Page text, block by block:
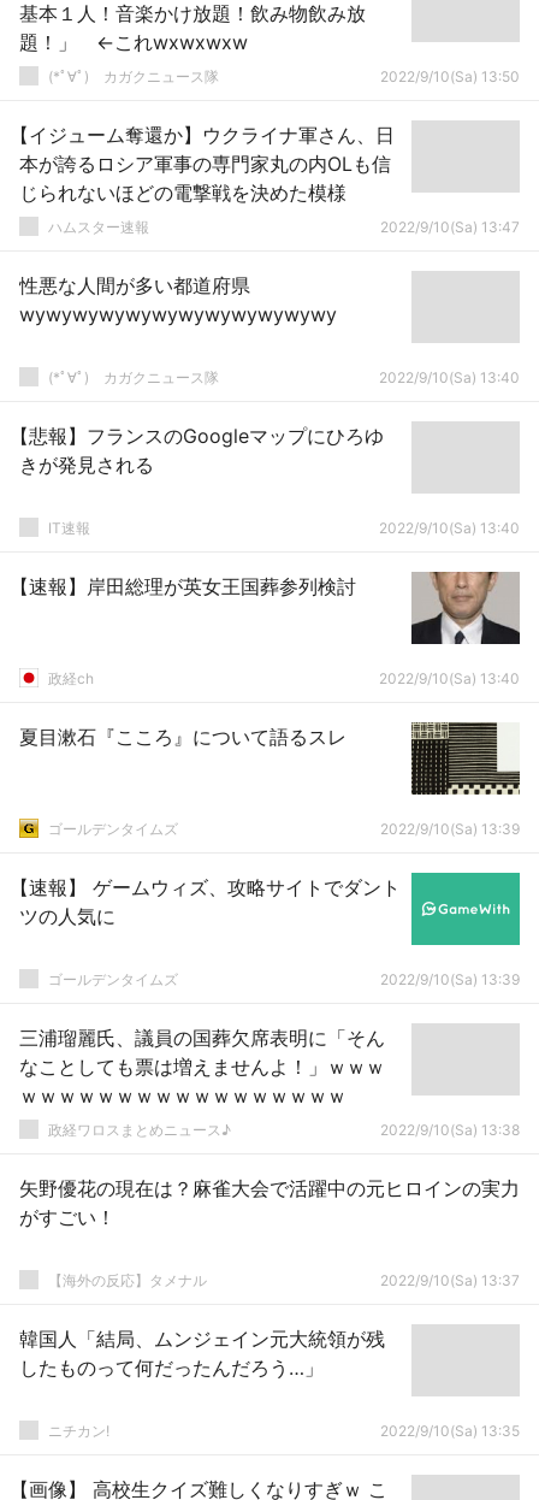
基本１人！音楽かけ放題！飲み物飲み放
題！」 ←これwxwxwxw
(*ﾟ∀ﾟ)ゞカガクニュース隊 2022/9/10(Sa) 13:50
【イジューム奪還か】ウクライナ軍さん、日
本が誇るロシア軍事の専門家丸の内OLも信
じられないほどの電撃戦を決めた模様
ハムスター速報 2022/9/10(Sa) 13:47
性悪な人間が多い都道府県
wywywywywywywywywywywywy
(*ﾟ∀ﾟ)ゞカガクニュース隊 2022/9/10(Sa) 13:40
【悲報】フランスのGoogleマップにひろゆ
きが発見される
IT速報 2022/9/10(Sa) 13:40
【速報】岸田総理が英女王国葬参列検討
政経ch 2022/9/10(Sa) 13:40
夏目漱石『こころ』について語るスレ
ゴールデンタイムズ 2022/9/10(Sa) 13:39
【速報】 ゲームウィズ、攻略サイトでダント
ツの人気に
ゴールデンタイムズ 2022/9/10(Sa) 13:39
三浦瑠麗氏、議員の国葬欠席表明に「そん
なことしても票は増えませんよ！」ｗｗｗ
ｗｗｗｗｗｗｗｗｗｗｗｗｗｗｗｗｗ
政経ワロスまとめニュース♪ 2022/9/10(Sa) 13:38
矢野優花の現在は？麻雀大会で活躍中の元ヒロインの実力
がすごい！
【海外の反応】タメナル 2022/9/10(Sa) 13:37
韓国人「結局、ムンジェイン元大統領が残
したものって何だったんだろう…」
ニチカン! 2022/9/10(Sa) 13:35
【画像】 高校生クイズ難しくなりすぎｗ こ